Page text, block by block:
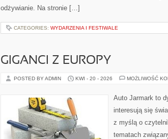
odżywianie. Na stronie […]
CATEGORIES: WYDARZENIA I FESTIWALE
GIGANCI Z EUROPY
POSTED BY ADMIN KWI - 20 - 2026 MOŻLIWOŚĆ
Auto Jarmark to
interesują się
z myślą o
tematach